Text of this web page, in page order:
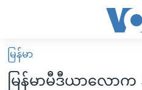
လွယ်ကူ
စေ
မူလစာမျက်နှာ
မြန်မာ
မြန်မာ
မြန်မာမီဒီယာလော